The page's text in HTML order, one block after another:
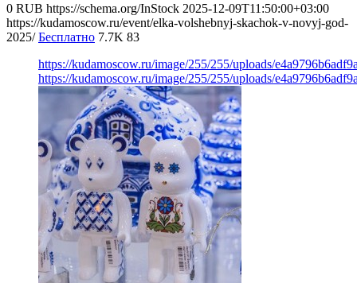
0 RUB https://schema.org/InStock 2025-12-09T11:50:00+03:00
https://kudamoscow.ru/event/elka-volshebnyj-skachok-v-novyj-god-
2025/ Бесплатно 7.7K 83
https://kudamoscow.ru/image/255/255/uploads/
https://kudamoscow.ru/image/255/255/uploads/